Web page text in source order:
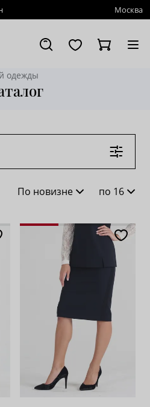
Москва
одежды
По новизне
По популярности
По возрастанию цены
По убыванию цены
по 16
28
62
100